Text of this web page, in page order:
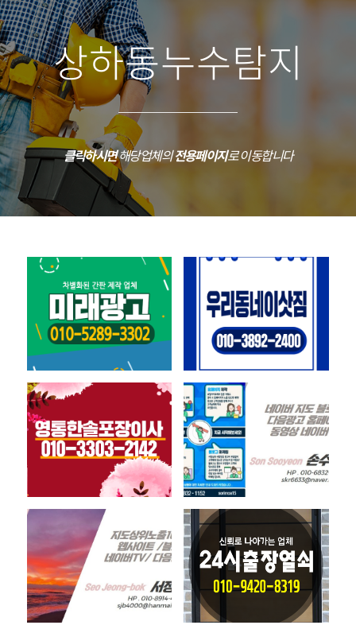
상하동누수탐지
클릭하시면해당업체의전용페이지로 이동합니다